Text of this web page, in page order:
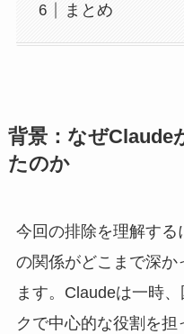
まとめ
背景：なぜClaude
たのか
今回の排除を理解す
の関係がどこまで深か
ます。Claudeは一時
クで中心的な役割を担